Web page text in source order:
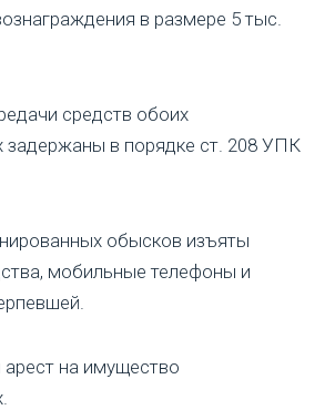
в размере 5 тыс.
средств обоих
задержаны в порядке ст. 208 УПК
обысков изъяты
мобильные телефоны и
на имущество